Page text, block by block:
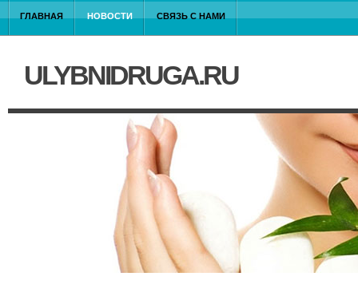
ГЛАВНАЯ НОВОСТИ СВЯЗЬ С НАМИ
ULYBNIDRUGA.RU